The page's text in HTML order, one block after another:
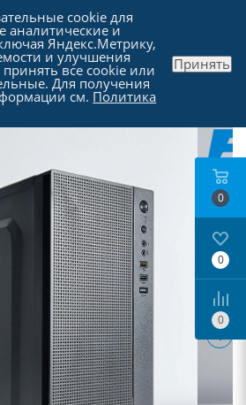
0
0
0
cookie для
аналитические и
Яндекс.Метрику,
и улучшения
все cookie или
Для получения
см. Политика
Принять